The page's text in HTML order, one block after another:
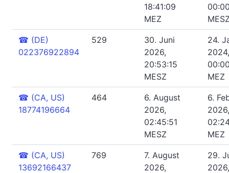
18:41:09
MEZ
☎ (DE)
022376922894
529
30. Juni
2026,
20:53:15
MESZ
24.
2024,
MEZ
☎ (CA, US)
18774196664
464
6. August
2026,
02:45:51
MESZ
6.
2026,
MEZ
☎ (CA, US)
13692166437
769
7. August
2026,
29.
2026,